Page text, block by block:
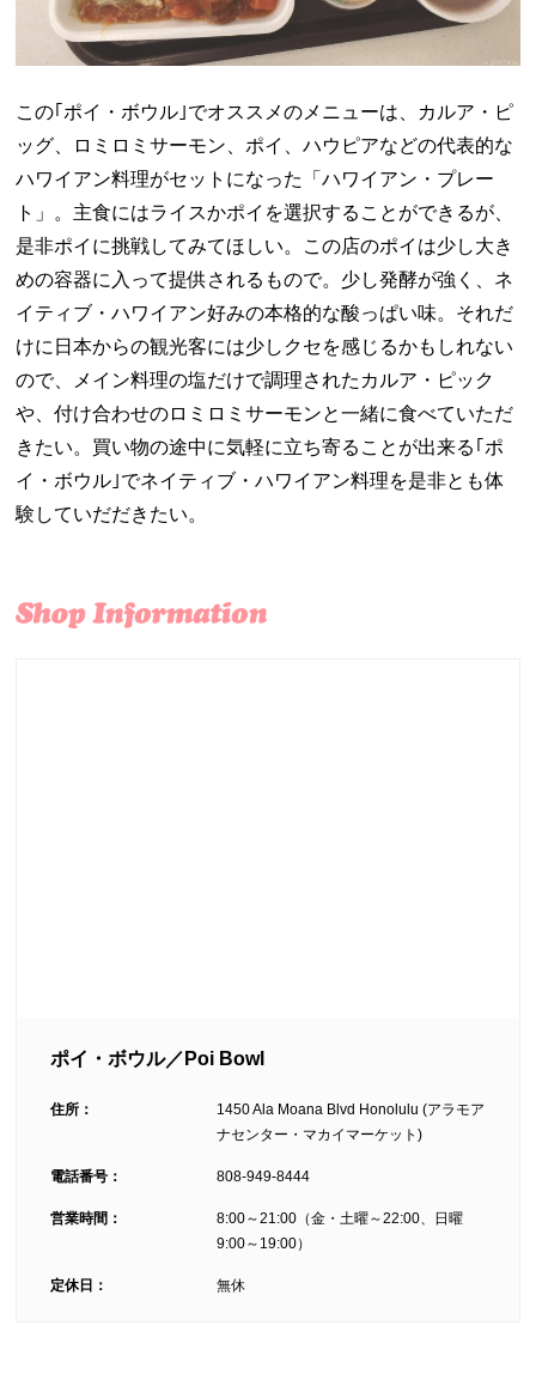
この｢ポイ・ボウル｣でオススメのメニューは、カルア・ピ
ッグ、ロミロミサーモン、ポイ、ハウピアなどの代表的な
ハワイアン料理がセットになった「ハワイアン・プレー
ト」。主食にはライスかポイを選択することができるが、
是非ポイに挑戦してみてほしい。この店のポイは少し大き
めの容器に入って提供されるもので。少し発酵が強く、ネ
イティブ・ハワイアン好みの本格的な酸っぱい味。それだ
けに日本からの観光客には少しクセを感じるかもしれない
ので、メイン料理の塩だけで調理されたカルア・ピック
や、付け合わせのロミロミサーモンと一緒に食べていただ
きたい。買い物の途中に気軽に立ち寄ることが出来る｢ポ
イ・ボウル｣でネイティブ・ハワイアン料理を是非とも体
験していだだきたい。
ポイ・ボウル／Poi Bowl
住所：
1450 Ala Moana Blvd Honolulu (アラモア
ナセンター・マカイマーケット)
電話番号： 808-949-8444
営業時間：
8:00～21:00（金・土曜～22:00、日曜
9:00～19:00）
定休日： 無休